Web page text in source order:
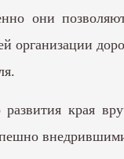
они
организации
края